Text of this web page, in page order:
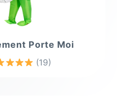
Porte Moi
(19)